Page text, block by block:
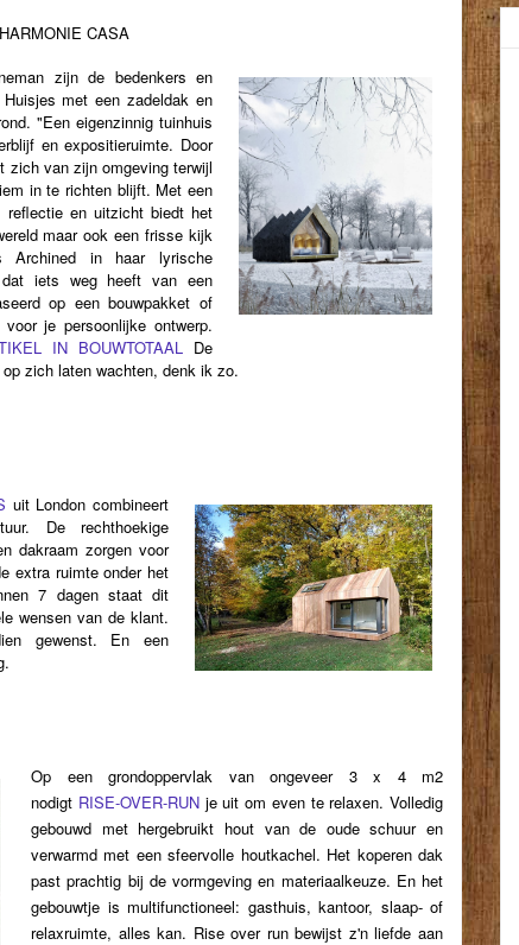
CASA
zijn de bedenkers en
met een zadeldak en
"Een eigenzinnig tuinhuis
en expositieruimte. Door
zich van zijn omgeving terwijl
in te richten blijft. Met een
reflectie en uitzicht biedt het
maar ook een frisse kijk
Archined in haar lyrische
iets weg heeft van een
op een bouwpakket of
je persoonlijke ontwerp.
IN BOUWTOTAAL De
zich laten wachten, denk ik zo.
uit London combineert
De rechthoekige
dakraam zorgen voor
extra ruimte onder het
7 dagen staat dit
wensen van de klant.
gewenst. En een
Op een grondoppervlak van ongeveer 3 x 4 m2
nodigt RISE-OVER-RUN je uit om even te relaxen. Volledig
gebouwd met hergebruikt hout van de oude schuur en
verwarmd met een sfeervolle houtkachel. Het koperen dak
past prachtig bij de vormgeving en materiaalkeuze. En het
gebouwtje is multifunctioneel: gasthuis, kantoor, slaap- of
relaxruimte, alles kan. Rise over run bewijst z'n liefde aan